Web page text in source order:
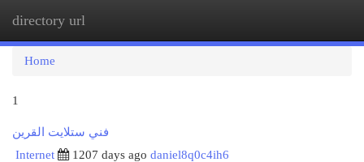
directory url
Home
1
فني ستلايت القرين
Internet
1207 days ago daniel8q0c4ih6